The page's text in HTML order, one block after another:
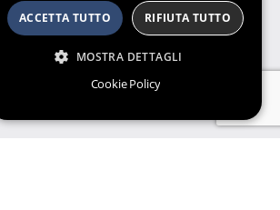
ACCETTA TUTTO RIFIUTA TUTTO
MOSTRA DETTAGLI
Cookie Policy